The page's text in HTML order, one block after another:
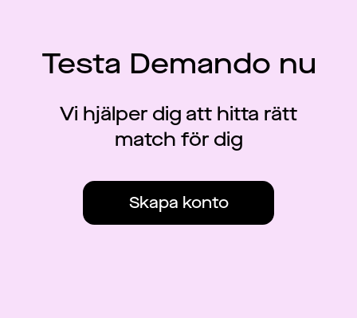
Testa Demando nu
Vi hjälper dig att hitta rätt
match för dig
Skapa konto